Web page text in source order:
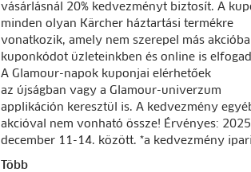
vásárlásnál 20% kedvezményt biztosít. A
minden olyan Kärcher háztartási termékre
vonatkozik, amely nem szerepel más
kuponkódot üzleteinkben és online is
A Glamour-napok kuponjai elérhetőek
az újságban vagy a Glamour-univerzum
applikáción keresztül is. A kedvezmény
akcióval nem vonható össze! Érvényes:
december 11-14. között. *a kedvezmény
Több